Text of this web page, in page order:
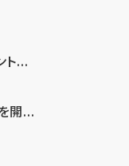
ト...
開...